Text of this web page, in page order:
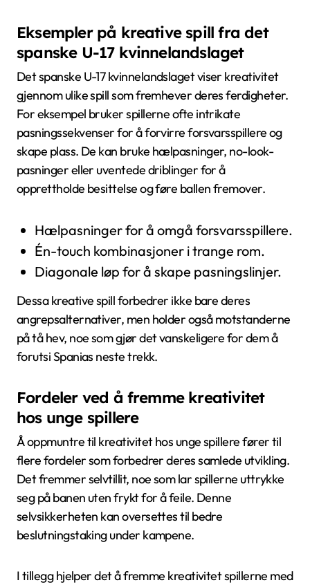
Eksempler på kreative spill fra det
spanske U-17 kvinnelandslaget
Det spanske U-17 kvinnelandslaget viser kreativitet
gjennom ulike spill som fremhever deres ferdigheter.
For eksempel bruker spillerne ofte intrikate
pasningssekvenser for å forvirre forsvarsspillere og
skape plass. De kan bruke hælpasninger, no-look-
pasninger eller uventede driblinger for å
opprettholde besittelse og føre ballen fremover.
Hælpasninger for å omgå forsvarsspillere.
Én-touch kombinasjoner i trange rom.
Diagonale løp for å skape pasningslinjer.
Dessa kreative spill forbedrer ikke bare deres
angrepsalternativer, men holder også motstanderne
på tå hev, noe som gjør det vanskeligere for dem å
forutsi Spanias neste trekk.
Fordeler ved å fremme kreativitet
hos unge spillere
Å oppmuntre til kreativitet hos unge spillere fører til
flere fordeler som forbedrer deres samlede utvikling.
Det fremmer selvtillit, noe som lar spillerne uttrykke
seg på banen uten frykt for å feile. Denne
selvsikkerheten kan oversettes til bedre
beslutningstaking under kampene.
I tillegg hjelper det å fremme kreativitet spillerne med